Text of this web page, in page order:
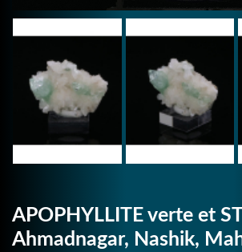
APOPHYLLITE verte et
Ahmadnagar, Nashik,